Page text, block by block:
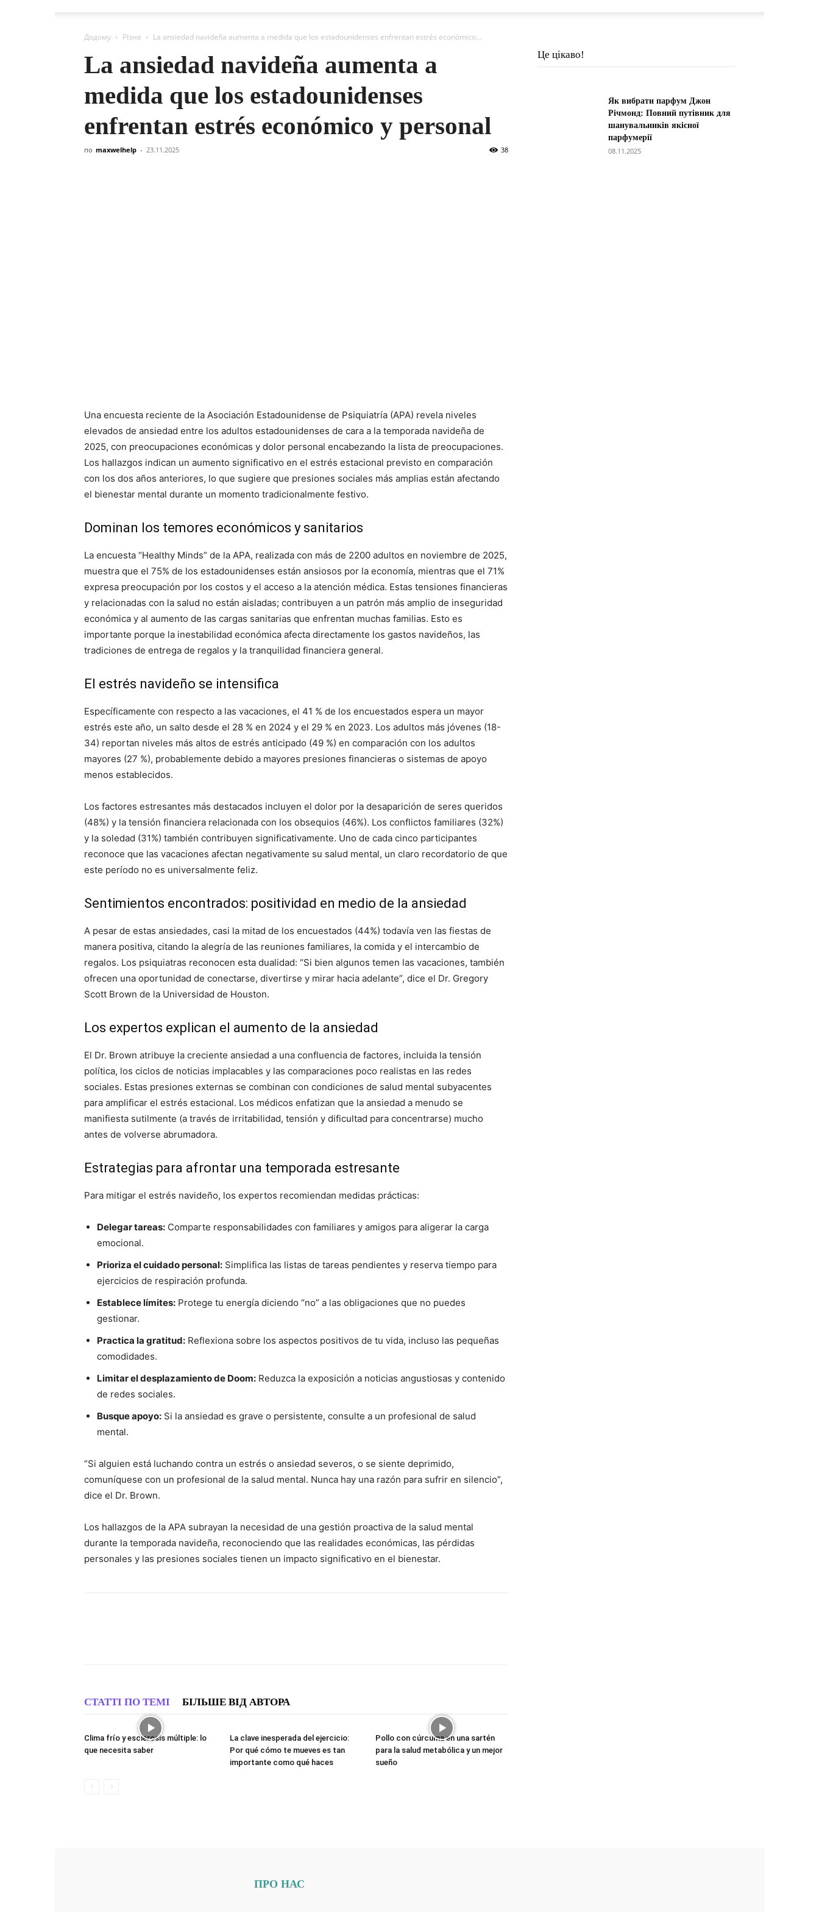
Додому Різне La ansiedad navideña aumenta a medida que los estadounidenses enfrentan estrés económico...
La ansiedad navideña aumenta a
medida que los estadounidenses
enfrentan estrés económico y personal
по maxwelhelp - 23.11.2025 38
Una encuesta reciente de la Asociación Estadounidense de Psiquiatría (APA) revela niveles
elevados de ansiedad entre los adultos estadounidenses de cara a la temporada navideña de
2025, con preocupaciones económicas y dolor personal encabezando la lista de preocupaciones.
Los hallazgos indican un aumento significativo en el estrés estacional previsto en comparación
con los dos años anteriores, lo que sugiere que presiones sociales más amplias están afectando
el bienestar mental durante un momento tradicionalmente festivo.
Dominan los temores económicos y sanitarios
La encuesta “Healthy Minds” de la APA, realizada con más de 2200 adultos en noviembre de 2025,
muestra que el 75% de los estadounidenses están ansiosos por la economía, mientras que el 71%
expresa preocupación por los costos y el acceso a la atención médica. Estas tensiones financieras
y relacionadas con la salud no están aisladas; contribuyen a un patrón más amplio de inseguridad
económica y al aumento de las cargas sanitarias que enfrentan muchas familias. Esto es
importante porque la inestabilidad económica afecta directamente los gastos navideños, las
tradiciones de entrega de regalos y la tranquilidad financiera general.
El estrés navideño se intensifica
Específicamente con respecto a las vacaciones, el 41 % de los encuestados espera un mayor
estrés este año, un salto desde el 28 % en 2024 y el 29 % en 2023. Los adultos más jóvenes (18-
34) reportan niveles más altos de estrés anticipado (49 %) en comparación con los adultos
mayores (27 %), probablemente debido a mayores presiones financieras o sistemas de apoyo
menos establecidos.
Los factores estresantes más destacados incluyen el dolor por la desaparición de seres queridos
(48%) y la tensión financiera relacionada con los obsequios (46%). Los conflictos familiares (32%)
y la soledad (31%) también contribuyen significativamente. Uno de cada cinco participantes
reconoce que las vacaciones afectan negativamente su salud mental, un claro recordatorio de que
este período no es universalmente feliz.
Sentimientos encontrados: positividad en medio de la ansiedad
A pesar de estas ansiedades, casi la mitad de los encuestados (44%) todavía ven las fiestas de
manera positiva, citando la alegría de las reuniones familiares, la comida y el intercambio de
regalos. Los psiquiatras reconocen esta dualidad: “Si bien algunos temen las vacaciones, también
ofrecen una oportunidad de conectarse, divertirse y mirar hacia adelante”, dice el Dr. Gregory
Scott Brown de la Universidad de Houston.
Los expertos explican el aumento de la ansiedad
El Dr. Brown atribuye la creciente ansiedad a una confluencia de factores, incluida la tensión
política, los ciclos de noticias implacables y las comparaciones poco realistas en las redes
sociales. Estas presiones externas se combinan con condiciones de salud mental subyacentes
para amplificar el estrés estacional. Los médicos enfatizan que la ansiedad a menudo se
manifiesta sutilmente (a través de irritabilidad, tensión y dificultad para concentrarse) mucho
antes de volverse abrumadora.
Estrategias para afrontar una temporada estresante
Para mitigar el estrés navideño, los expertos recomiendan medidas prácticas:
Delegar tareas: Comparte responsabilidades con familiares y amigos para aligerar la carga
emocional.
Prioriza el cuidado personal: Simplifica las listas de tareas pendientes y reserva tiempo para
ejercicios de respiración profunda.
Establece límites: Protege tu energía diciendo “no” a las obligaciones que no puedes
gestionar.
Practica la gratitud: Reflexiona sobre los aspectos positivos de tu vida, incluso las pequeñas
comodidades.
Limitar el desplazamiento de Doom: Reduzca la exposición a noticias angustiosas y contenido
de redes sociales.
Busque apoyo: Si la ansiedad es grave o persistente, consulte a un profesional de salud
mental.
“Si alguien está luchando contra un estrés o ansiedad severos, o se siente deprimido,
comuníquese con un profesional de la salud mental. Nunca hay una razón para sufrir en silencio”,
dice el Dr. Brown.
Los hallazgos de la APA subrayan la necesidad de una gestión proactiva de la salud mental
durante la temporada navideña, reconociendo que las realidades económicas, las pérdidas
personales y las presiones sociales tienen un impacto significativo en el bienestar.
СТАТТІ ПО ТЕМІ БІЛЬШЕ ВІД АВТОРА
Clima frío y esclerosis múltiple: lo
que necesita saber
La clave inesperada del ejercicio:
Por qué cómo te mueves es tan
importante como qué haces
Pollo con cúrcuma en una sartén
para la salud metabólica y un mejor
sueño
Це цікаво!
Як вибрати парфум Джон
Річмонд: Повний путівник для
шанувальників якісної
парфумерії
08.11.2025
ПРО НАС